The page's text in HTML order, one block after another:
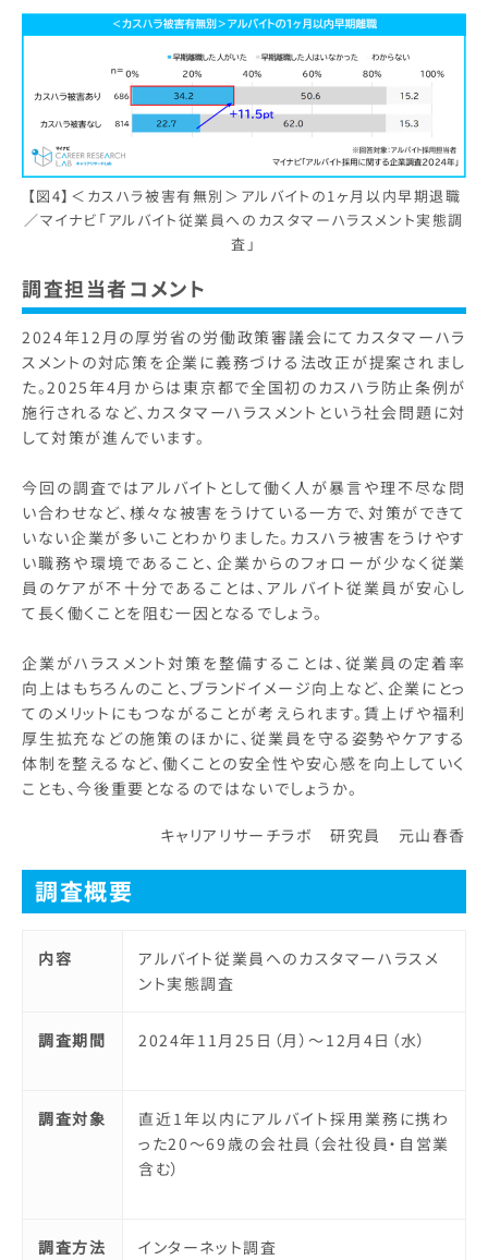
【図4】＜カスハラ被害有無別＞アルバイトの1ヶ月以内早期退職
／マイナビ「アルバイト従業員へのカスタマーハラスメント実態調
査」
調査担当者コメント
2024年12月の厚労省の労働政策審議会にてカスタマーハラ
スメントの対応策を企業に義務づける法改正が提案されまし
た。2025年4月からは東京都で全国初のカスハラ防止条例が
施行されるなど、カスタマーハラスメントという社会問題に対
して対策が進んでいます。
今回の調査ではアルバイトとして働く人が暴言や理不尽な問
い合わせなど、様々な被害をうけている一方で、対策ができて
いない企業が多いことわかりました。カスハラ被害をうけやす
い職務や環境であること、企業からのフォローが少なく従業
員のケアが不十分であることは、アルバイト従業員が安心し
て長く働くことを阻む一因となるでしょう。
企業がハラスメント対策を整備することは、従業員の定着率
向上はもちろんのこと、ブランドイメージ向上など、企業にとっ
てのメリットにもつながることが考えられます。賃上げや福利
厚生拡充などの施策のほかに、従業員を守る姿勢やケアする
体制を整えるなど、働くことの安全性や安心感を向上していく
ことも、今後重要となるのではないでしょうか。
キャリアリサーチラボ 研究員 元山春香
調査概要
内容
アルバイト従業員へのカスタマーハラスメ
ント実態調査
調査期間 2024年11月25日（月）～12月4日（水）
調査対象
直近1年以内にアルバイト採用業務に携わ
った20～69歳の会社員（会社役員・自営業
含む）
調査方法 インターネット調査